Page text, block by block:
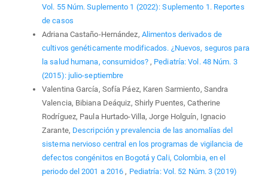
Vol. 55 Núm. Suplemento 1 (2022): Suplemento 1. Reportes
de casos
Adriana Castaño-Hernández, Alimentos derivados de
cultivos genéticamente modificados. ¿Nuevos, seguros para
la salud humana, consumidos? , Pediatría: Vol. 48 Núm. 3
(2015): julio-septiembre
Valentina García, Sofía Páez, Karen Sarmiento, Sandra
Valencia, Bibiana Deáquiz, Shirly Puentes, Catherine
Rodríguez, Paula Hurtado-Villa, Jorge Holguín, Ignacio
Zarante, Descripción y prevalencia de las anomalías del
sistema nervioso central en los programas de vigilancia de
defectos congénitos en Bogotá y Cali, Colombia, en el
periodo del 2001 a 2016, Pediatría: Vol. 52 Núm. 3 (2019)